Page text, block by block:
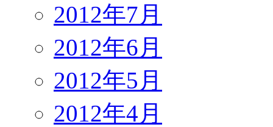
2012年7月
2012年6月
2012年5月
2012年4月